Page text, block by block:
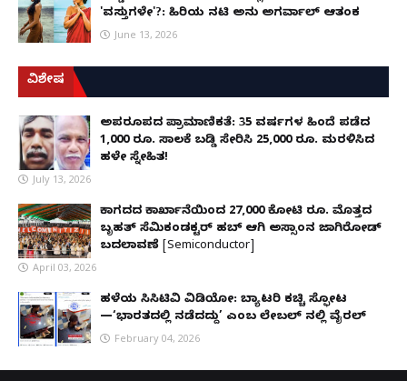
'ವಸ್ತುಗಳೇ'?: ಹಿರಿಯ ನಟಿ ಅನು ಅಗರ್ವಾಲ್ ಆತಂಕ
June 13, 2026
ವಿಶೇಷ
ಅಪರೂಪದ ಪ್ರಾಮಾಣಿಕತೆ: 35 ವರ್ಷಗಳ ಹಿಂದೆ ಪಡೆದ
1,000 ರೂ. ಸಾಲಕ್ಕೆ ಬಡ್ಡಿ ಸೇರಿಸಿ 25,000 ರೂ. ಮರಳಿಸಿದ
ಹಳೇ ಸ್ನೇಹಿತ!
July 13, 2026
ಕಾಗದದ ಕಾರ್ಖಾನೆಯಿಂದ 27,000 ಕೋಟಿ ರೂ. ಮೊತ್ತದ
ಬೃಹತ್ ಸೆಮಿಕಂಡಕ್ಟರ್ ಹಬ್ ಆಗಿ ಅಸ್ಸಾಂನ ಜಾಗಿರೋಡ್
ಬದಲಾವಣೆ [Semiconductor]
April 03, 2026
ಹಳೆಯ ಸಿಸಿಟಿವಿ ವಿಡಿಯೋ: ಬ್ಯಾಟರಿ ಕಚ್ಚಿ ಸ್ಫೋಟ
—‘ಭಾರತದಲ್ಲಿ ನಡೆದದ್ದು’ ಎಂಬ ಲೇಬಲ್ ನಲ್ಲಿ ವೈರಲ್
February 04, 2026